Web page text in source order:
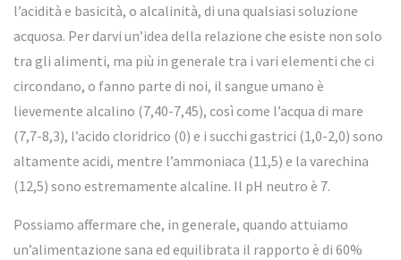
l’acidità e basicità, o alcalinità, di una qualsiasi soluzione
acquosa. Per darvi un’idea della relazione che esiste non solo
tra gli alimenti, ma più in generale tra i vari elementi che ci
circondano, o fanno parte di noi, il sangue umano è
lievemente alcalino (7,40-7,45), così come l’acqua di mare
(7,7-8,3), l’acido cloridrico (0) e i succhi gastrici (1,0-2,0) sono
altamente acidi, mentre l’ammoniaca (11,5) e la varechina
(12,5) sono estremamente alcaline. Il pH neutro è 7.
Possiamo affermare che, in generale, quando attuiamo
un’alimentazione sana ed equilibrata il rapporto è di 60%